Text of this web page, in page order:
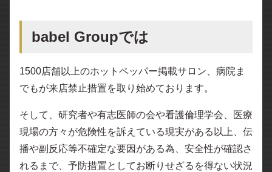
babel Groupでは
1500店舗以上のホットペッパー掲載サロン、病院ま
でもが来店禁止措置を取り始めております。
そして、研究者や有志医師の会や看護倫理学会、医療
現場の方々が危険性を訴えている現実がある以上、伝
播や副反応等不確定な要因がある為、安全性が確認さ
れるまで、予防措置としてお断りせざるを得ない状況